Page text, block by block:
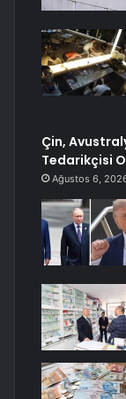
Çin,
Tedarikçisi
Ağustos 6,